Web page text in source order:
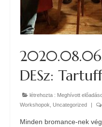
DESz:
létrehozta : Meghívott
Workshopok
Uncategorized
Minden bromance-nek